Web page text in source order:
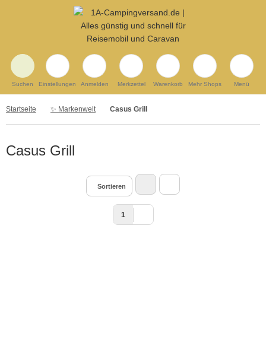
Suchen Einstellungen Anmelden Merkzettel Warenkorb Mehr Shops Menü
Startseite ✨ Markenwelt Casus Grill
Casus Grill
Sortieren
1